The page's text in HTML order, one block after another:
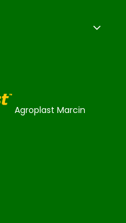
Agroplast Marcin